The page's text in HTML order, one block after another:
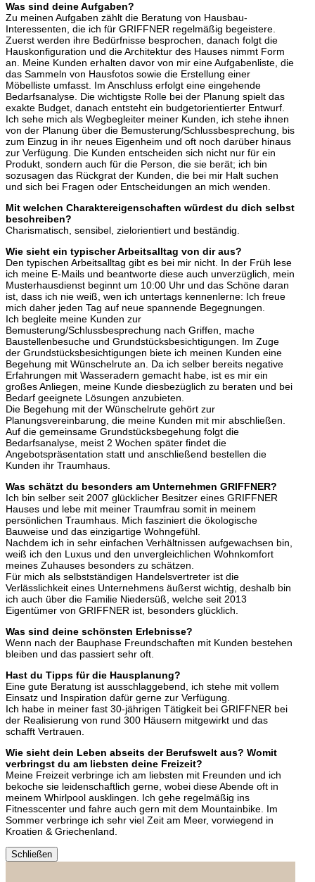
Was sind deine Aufgaben?
Zu meinen Aufgaben zählt die Beratung von Hausbau-
Interessenten, die ich für GRIFFNER regelmäßig begeistere.
Zuerst werden ihre Bedürfnisse besprochen, danach folgt die
Hauskonfiguration und die Architektur des Hauses nimmt Form
an. Meine Kunden erhalten davor von mir eine Aufgabenliste, die
das Sammeln von Hausfotos sowie die Erstellung einer
Möbelliste umfasst. Im Anschluss erfolgt eine eingehende
Bedarfsanalyse. Die wichtigste Rolle bei der Planung spielt das
exakte Budget, danach entsteht ein budgetorientierter Entwurf.
Ich sehe mich als Wegbegleiter meiner Kunden, ich stehe ihnen
von der Planung über die Bemusterung/Schlussbesprechung, bis
zum Einzug in ihr neues Eigenheim und oft noch darüber hinaus
zur Verfügung. Die Kunden entscheiden sich nicht nur für ein
Produkt, sondern auch für die Person, die sie berät; ich bin
sozusagen das Rückgrat der Kunden, die bei mir Halt suchen
und sich bei Fragen oder Entscheidungen an mich wenden.
Mit welchen Charaktereigenschaften würdest du dich selbst
beschreiben?
Charismatisch, sensibel, zielorientiert und beständig.
Wie sieht ein typischer Arbeitsalltag von dir aus?
Den typischen Arbeitsalltag gibt es bei mir nicht. In der Früh lese
ich meine E-Mails und beantworte diese auch unverzüglich, mein
Musterhausdienst beginnt um 10:00 Uhr und das Schöne daran
ist, dass ich nie weiß, wen ich untertags kennenlerne: Ich freue
mich daher jeden Tag auf neue spannende Begegnungen.
Ich begleite meine Kunden zur
Bemusterung/Schlussbesprechung nach Griffen, mache
Baustellenbesuche und Grundstücksbesichtigungen. Im Zuge
der Grundstücksbesichtigungen biete ich meinen Kunden eine
Begehung mit Wünschelrute an. Da ich selber bereits negative
Erfahrungen mit Wasseradern gemacht habe, ist es mir ein
großes Anliegen, meine Kunde diesbezüglich zu beraten und bei
Bedarf geeignete Lösungen anzubieten.
Die Begehung mit der Wünschelrute gehört zur
Planungsvereinbarung, die meine Kunden mit mir abschließen.
Auf die gemeinsame Grundstücksbegehung folgt die
Bedarfsanalyse, meist 2 Wochen später findet die
Angebotspräsentation statt und anschließend bestellen die
Kunden ihr Traumhaus.
Was schätzt du besonders am Unternehmen GRIFFNER?
Ich bin selber seit 2007 glücklicher Besitzer eines GRIFFNER
Hauses und lebe mit meiner Traumfrau somit in meinem
persönlichen Traumhaus. Mich fasziniert die ökologische
Bauweise und das einzigartige Wohngefühl.
Nachdem ich in sehr einfachen Verhältnissen aufgewachsen bin,
weiß ich den Luxus und den unvergleichlichen Wohnkomfort
meines Zuhauses besonders zu schätzen.
Für mich als selbstständigen Handelsvertreter ist die
Verlässlichkeit eines Unternehmens äußerst wichtig, deshalb bin
ich auch über die Familie Niedersüß, welche seit 2013
Eigentümer von GRIFFNER ist, besonders glücklich.
Was sind deine schönsten Erlebnisse?
Wenn nach der Bauphase Freundschaften mit Kunden bestehen
bleiben und das passiert sehr oft.
Hast du Tipps für die Hausplanung?
Eine gute Beratung ist ausschlaggebend, ich stehe mit vollem
Einsatz und Inspiration dafür gerne zur Verfügung.
Ich habe in meiner fast 30-jährigen Tätigkeit bei GRIFFNER bei
der Realisierung von rund 300 Häusern mitgewirkt und das
schafft Vertrauen.
Wie sieht dein Leben abseits der Berufswelt aus? Womit
verbringst du am liebsten deine Freizeit?
Meine Freizeit verbringe ich am liebsten mit Freunden und ich
bekoche sie leidenschaftlich gerne, wobei diese Abende oft in
meinem Whirlpool ausklingen. Ich gehe regelmäßig ins
Fitnesscenter und fahre auch gern mit dem Mountainbike. Im
Sommer verbringe ich sehr viel Zeit am Meer, vorwiegend in
Kroatien & Griechenland.
Schließen